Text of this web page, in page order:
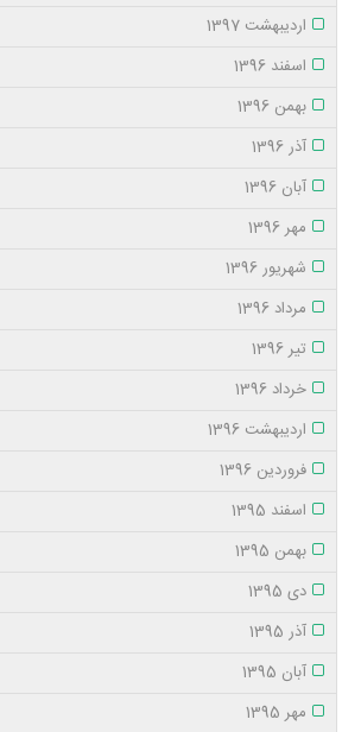
اردیبهشت 1397
اسفند 1396
بهمن 1396
آذر 1396
آبان 1396
مهر 1396
شهریور 1396
مرداد 1396
تیر 1396
خرداد 1396
اردیبهشت 1396
فروردین 1396
اسفند 1395
بهمن 1395
دی 1395
آذر 1395
آبان 1395
مهر 1395